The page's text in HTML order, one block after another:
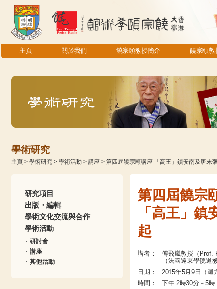
主頁 關於我們 饒宗頤教授簡介 饒宗頤教
學術研究
主頁> 學術研究> 學術活動> 講座> 第四屆饒宗頤講座 「高王」鎮安南及唐末
研究項目
出版・編輯
學術文化交流與合作
學術活動
研討會
講座
其他活動
第四屆饒宗
「高王」
起
講者：
傅飛嵐教授（Prof.
（法國遠東學院道
日期：
2015年5月9日（週
時間：
下午 2時30分－5時